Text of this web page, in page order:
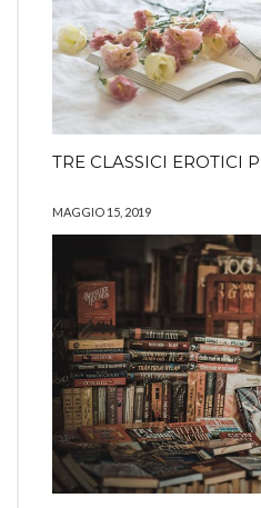
TRE CLASSICI EROTICI
MAGGIO 15, 2019